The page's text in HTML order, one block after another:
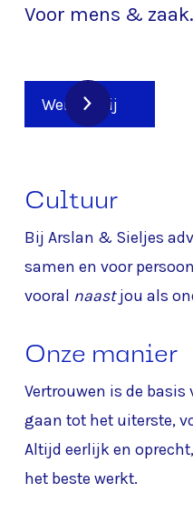
Voor mens & zaak.
Werken bij
Cultuur
Bij Arslan & Sieljes
samen en voor
vooral naastjou als
Onze manier
Vertrouwen is de
gaan tot het uiterste,
Altijd eerlijk en
het beste werkt.